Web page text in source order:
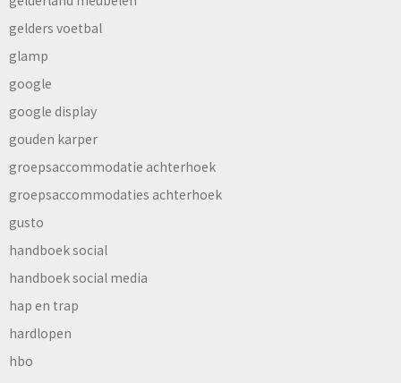
gelders voetbal
glamp
google
google display
gouden karper
groepsaccommodatie achterhoek
groepsaccommodaties achterhoek
gusto
handboek social
handboek social media
hap en trap
hardlopen
hbo